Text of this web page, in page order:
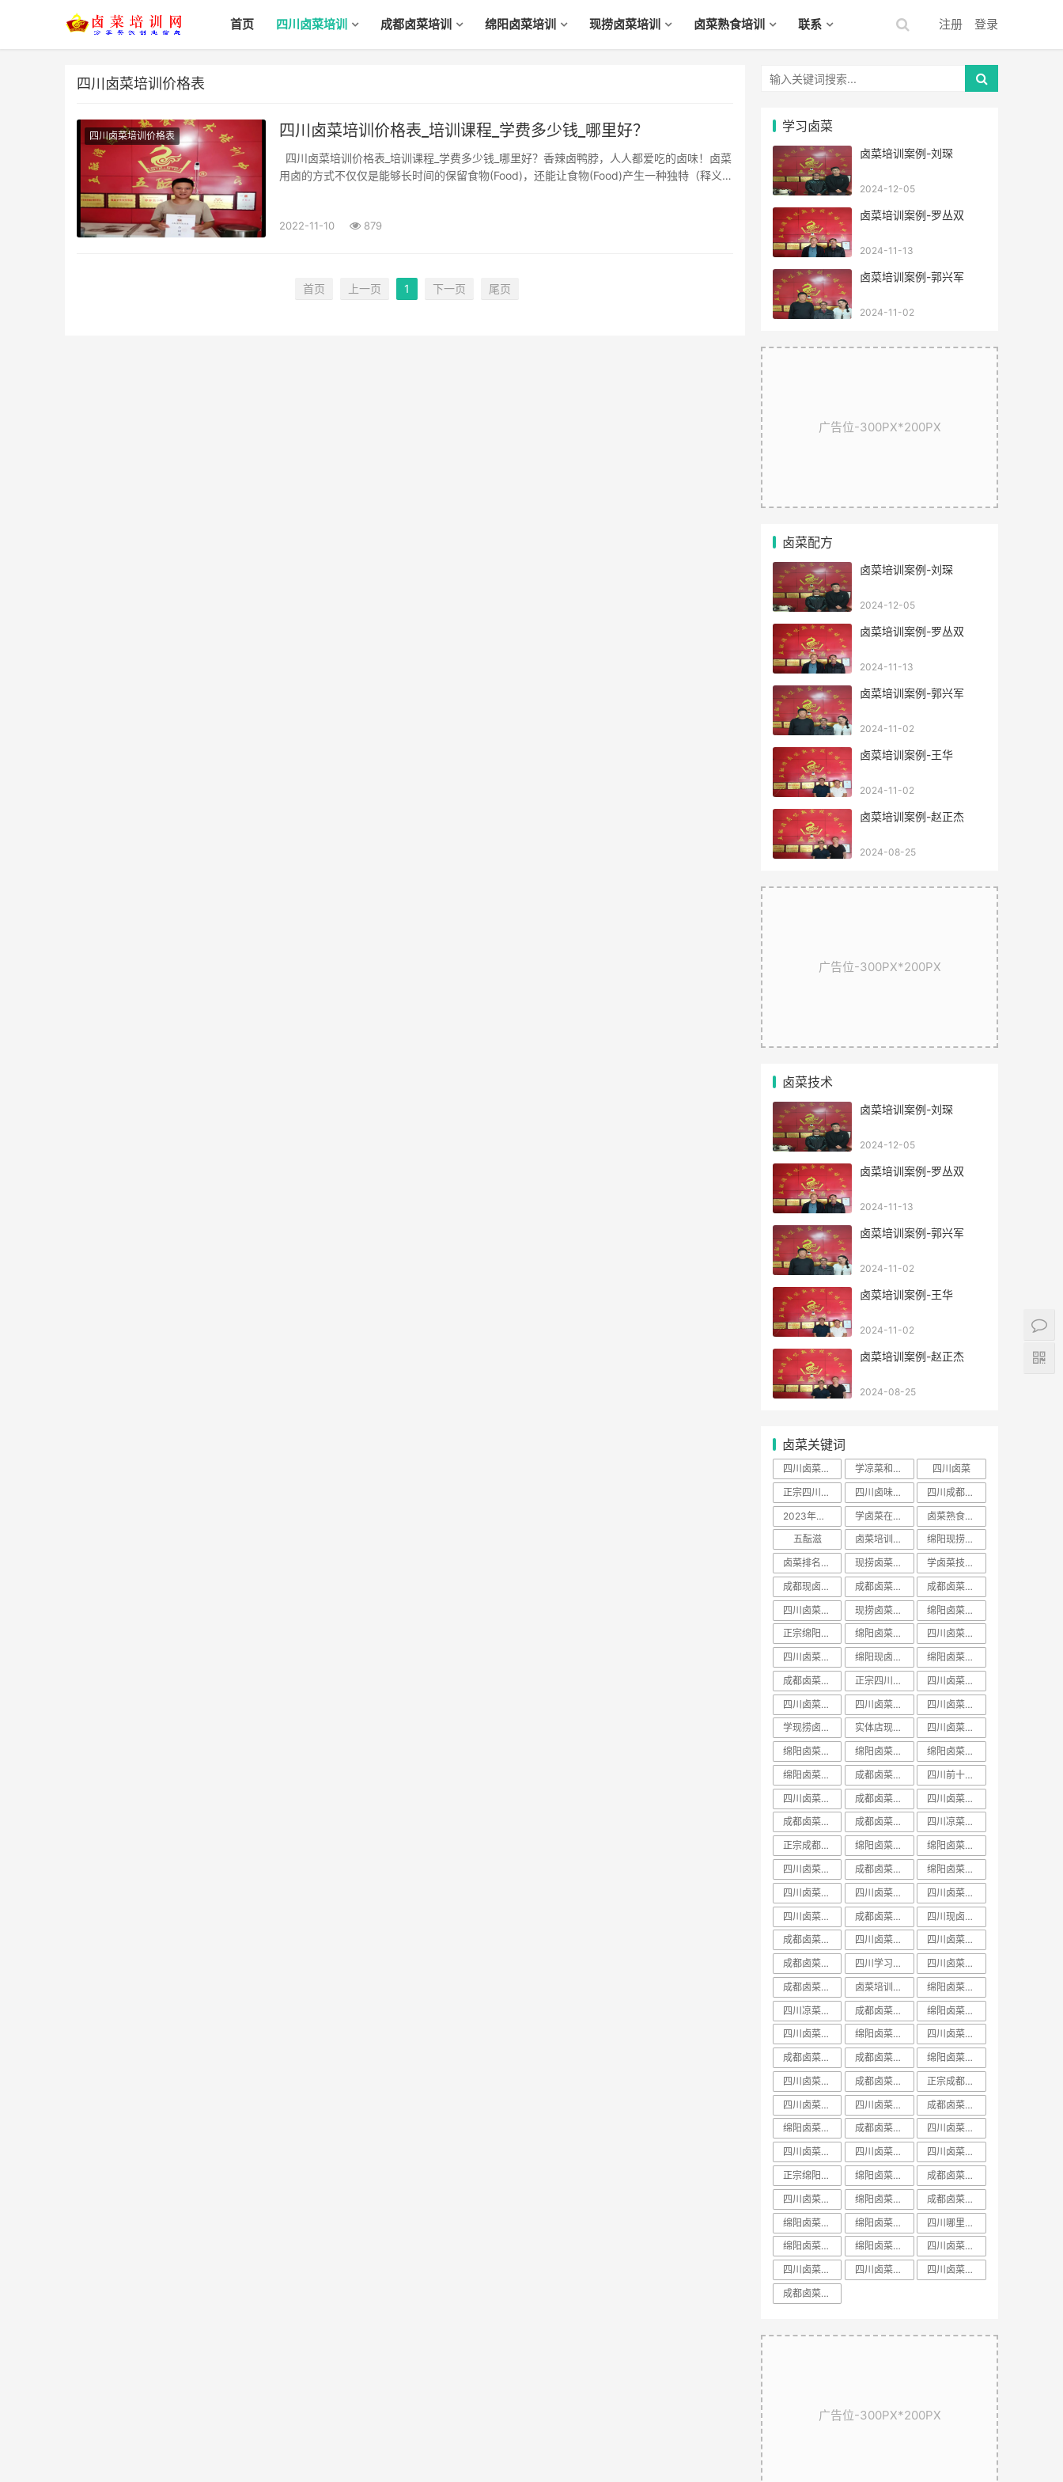
首页 四川卤菜培训 成都卤菜培训 绵阳卤菜培训 现捞卤菜培训 卤菜熟食培训 联系 注册 登录
四川卤菜培训价格表
四川卤菜培训价格表 四川卤菜培训价格表_培训课程_学费多少钱_哪里好？
用卤的方式不仅仅是能够长时间的保留食物(Food)，还能让食物(Food)产生一种独特（释义:
2022-11-10 879
首页 上一页 1 下一页 尾页
学习卤菜
卤菜培训案例-刘琛
2024-12-05
卤菜培训案例-罗丛双
2024-11-13
卤菜培训案例-郭兴军
2024-11-02
广告位-300PX*200PX
卤菜配方
卤菜培训案例-刘琛
2024-12-05
卤菜培训案例-罗丛双
2024-11-13
卤菜培训案例-郭兴军
2024-11-02
卤菜培训案例-王华
2024-11-02
卤菜培训案例-赵正杰
2024-08-25
广告位-300PX*200PX
卤菜技术
卤菜培训案例-刘琛
2024-12-05
卤菜培训案例-罗丛双
2024-11-13
卤菜培训案例-郭兴军
2024-11-02
卤菜培训案例-王华
2024-11-02
卤菜培训案例-赵正杰
2024-08-25
卤菜关键词
四川卤菜去哪里学正宗 学凉菜和卤菜要多少学费
四川卤菜
正宗四川卤菜培训
四川卤味哪家培训最好
四川成都卤菜培训哪家好
2023年卤菜培训学员
学卤菜在哪里学
卤菜熟食培训费用一般多少学费
五酝滋
卤菜培训声明
绵阳现捞培训哪家出名
卤菜排名前十名加盟店
现捞卤菜培训哪家好
学卤菜技术到哪里学的正宗
成都现卤现捞培训
成都卤菜熟食培训
成都卤菜培训费用一般多少学费
四川卤菜配方技术学习培训哪家好
现捞卤菜培训费用一般多少学费
绵阳卤菜培训哪家好
正宗绵阳卤菜培训班
绵阳卤菜培训费用一般多少学费
四川卤菜学习方法培训技术哪家好
四川卤菜学习技术培训去哪里学好
绵阳现卤现捞培训
绵阳卤菜熟食培训
成都卤菜培训班排名
正宗四川卤菜培训班
四川卤菜熟食培训
四川卤菜培训价格表
​四川卤菜培训班排名
四川卤菜排名学习培训技术哪家靠谱
学现捞卤菜技术哪里好
实体店现卤现捞培训有保障吗
四川卤菜培训基地
绵阳卤菜培训班视频
绵阳卤菜培训价目表
绵阳卤菜培训价班排名
绵阳卤菜培训排行榜
成都卤菜培训价目表
四川前十卤菜学习培训技术哪家好
四川卤菜中心培训学习技术哪家好
成都卤菜培训机构课程
四川卤菜培训价目表
成都卤菜培训价格表
成都卤菜培训班视频
四川凉菜卤菜培训
正宗成都卤菜培训班
绵阳卤菜培训技术
绵阳卤菜培训实体店
四川卤菜课程学习培训技术哪家好
成都卤菜培训价格课程
绵阳卤菜培训哪里好
四川卤菜价格培训技术学习哪家好
四川卤菜培训哪家好
四川卤菜培训班排名
四川卤菜培训前十
成都卤菜培训中心课程
四川现卤现捞培训
成都卤菜培训学校课程
四川卤菜学习培训技术学校哪家好
四川卤菜培训机构
成都卤菜培训哪家好
四川学习卤菜技术中心培训机构哪家好
四川卤菜学习技术培训学费多少钱
成都卤菜培训技术课程
卤菜培训排行榜
绵阳卤菜培训学费
四川凉菜卤菜学习技术培训基地哪家好
成都卤菜培训哪里好
绵阳卤菜培训课程
四川卤菜培训费用一般多少学费
绵阳卤菜培训前十
​四川卤菜培训排行榜
成都卤菜培训学费课程
成都卤菜培训基地课程
绵阳卤菜培训方法
四川卤菜培训实体店
成都卤菜培训实体店
正宗成都卤菜培训课程
四川卤菜培训学费
四川卤菜培训价格
成都卤菜培训排名课程
绵阳卤菜培训中心
成都卤菜培训前十课程
​四川卤菜培训中心
四川卤菜培训方法
四川卤菜基地技术培训学习哪家好
四川卤菜培训配方
正宗绵阳卤菜培训
绵阳卤菜培训学校
成都卤菜培训方法教学
四川卤菜培训排名
绵阳卤菜培训价格
成都卤菜培训课程教学
​绵阳卤菜培训排名
绵阳卤菜培训配方
四川哪里有正宗卤菜学习培训基地
绵阳卤菜培训基地
绵阳卤菜培训机构
​四川卤菜培训学校
​四川卤菜培训技术
​四川卤菜培训课程
​四川卤菜培训哪里好
​成都卤菜培训配方教学
广告位-300PX*200PX